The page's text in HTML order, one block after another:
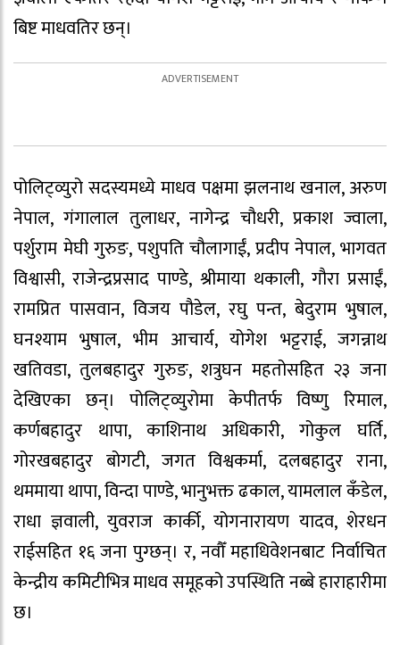
बिष्ट माधवतिर छन्।
पोलिट्व्युरो सदस्यमध्ये माधव पक्षमा झलनाथ खनाल, अरुण
नेपाल, गंगालाल तुलाधर, नागेन्द्र चौधरी, प्रकाश ज्वाला,
पर्शुराम मेघी गुरुङ, पशुपति चौलागाईं, प्रदीप नेपाल, भागवत
विश्वासी, राजेन्द्रप्रसाद पाण्डे, श्रीमाया थकाली, गौरा प्रसाईं,
रामप्रित पासवान, विजय पौडेल, रघु पन्त, बेदुराम भुषाल,
घनश्याम भुषाल, भीम आचार्य, योगेश भट्टराई, जगन्नाथ
खतिवडा, तुलबहादुर गुरुङ, शत्रुघन महतोसहित २३ जना
देखिएका छन्। पोलिट्व्युरोमा केपीतर्फ विष्णु रिमाल,
कर्णबहादुर थापा, काशिनाथ अधिकारी, गोकुल घर्ति,
गोरखबहादुर बोगटी, जगत विश्वकर्मा, दलबहादुर राना,
थममाया थापा, विन्दा पाण्डे, भानुभक्त ढकाल, यामलाल कँडेल,
राधा ज्ञवाली, युवराज कार्की, योगनारायण यादव, शेरधन
राईसहित १६ जना पुग्छन्। र, नवौँ महाधिवेशनबाट निर्वाचित
केन्द्रीय कमिटीभित्र माधव समूहको उपस्थिति नब्बे हाराहारीमा
छ।